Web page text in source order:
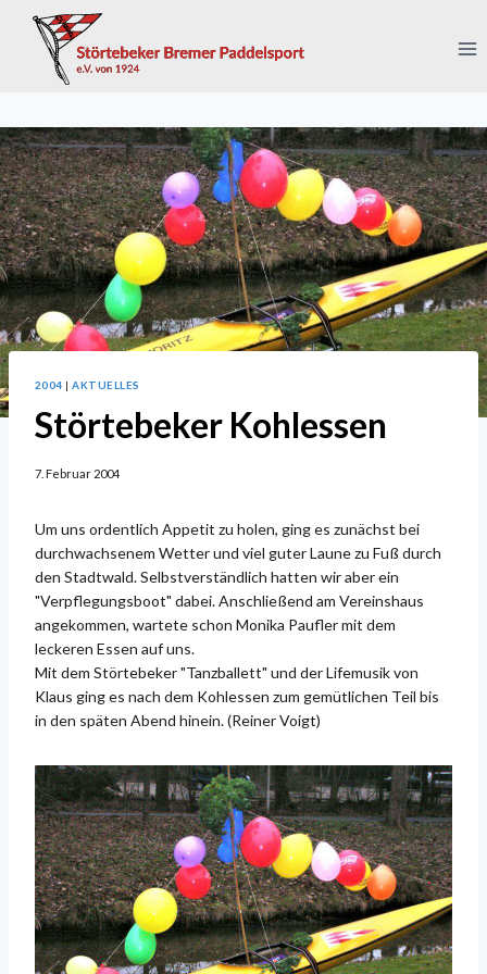
Inhalt
springen
2004 |AKTUELLES
Störtebeker Kohlessen
7. Februar 2004
Um uns ordentlich Appetit zu holen, ging es zunächst bei
durchwachsenem Wetter und viel guter Laune zu Fuß durch
den Stadtwald. Selbstverständlich hatten wir aber ein
"Verpflegungsboot" dabei. Anschließend am Vereinshaus
angekommen, wartete schon Monika Paufler mit dem
leckeren Essen auf uns.
Mit dem Störtebeker "Tanzballett" und der Lifemusik von
Klaus ging es nach dem Kohlessen zum gemütlichen Teil bis
in den späten Abend hinein. (Reiner Voigt)